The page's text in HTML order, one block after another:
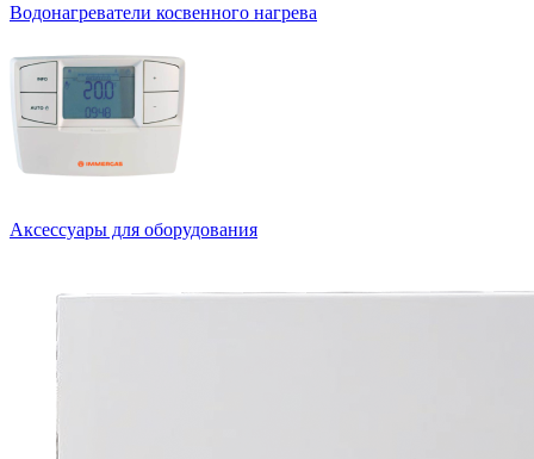
Водонагреватели косвенного нагрева
Аксессуары для оборудования